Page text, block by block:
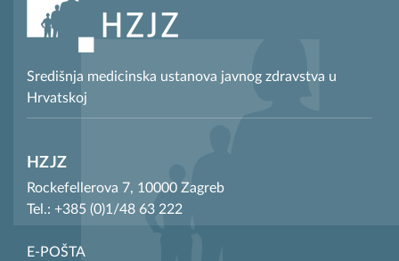
Središnja medicinska ustanova javnog zdravstva u
Hrvatskoj
HZJZ
Rockefellerova 7, 10000 Zagreb
Tel.: +385 (0)1/48 63 222
E-POŠTA